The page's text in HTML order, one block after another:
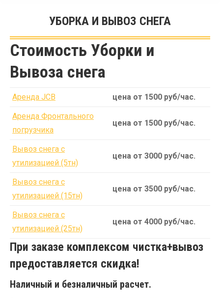
УБОРКА И ВЫВОЗ СНЕГА
Вы здесь:
Стоимость Уборки и
Вывоза снега
Аренда JCB цена от 1500 руб/час.
Аренда Фронтального
погрузчика
цена от 1500 руб/час.
Вывоз снега с
утилизацией (5тн)
цена от 3000 руб/час.
Вывоз снега с
утилизацией (15тн)
цена от 3500 руб/час.
Вывоз снега с
утилизацией (25тн)
цена от 4000 руб/час.
При заказе комплексом чистка+вывоз
предоставляется скидка!
Наличный и безналичный расчет.